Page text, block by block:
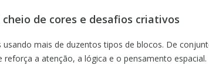
de cores e desafios criativos
mais de duzentos tipos de blocos. De
a atenção, a lógica e o pensamento espacial.